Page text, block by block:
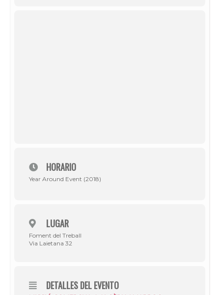
HORARIO
Year Around Event (2018)
LUGAR
Foment del Treball
Via Laietana 32
DETALLES DEL EVENTO